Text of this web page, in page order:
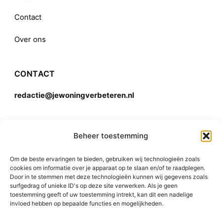
Beheer toestemming
Om de beste ervaringen te bieden, gebruiken wij technologieën zoals
cookies om informatie over je apparaat op te slaan en/of te raadplegen.
Door in te stemmen met deze technologieën kunnen wij gegevens zoals
surfgedrag of unieke ID's op deze site verwerken. Als je geen
toestemming geeft of uw toestemming intrekt, kan dit een nadelige
invloed hebben op bepaalde functies en mogelijkheden.
Contact
Over ons
CONTACT
redactie@jewoningverbeteren.nl
Disclaimer